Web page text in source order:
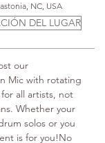
NC, USA
DEL LUGAR
our
Mic with rotating
all artists, not
Whether your
solos or you
is for you!No